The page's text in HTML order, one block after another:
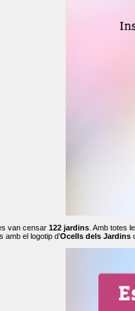
van censar 122 jardins . Amb totes
amb el logotip d’Ocells dels Jardins